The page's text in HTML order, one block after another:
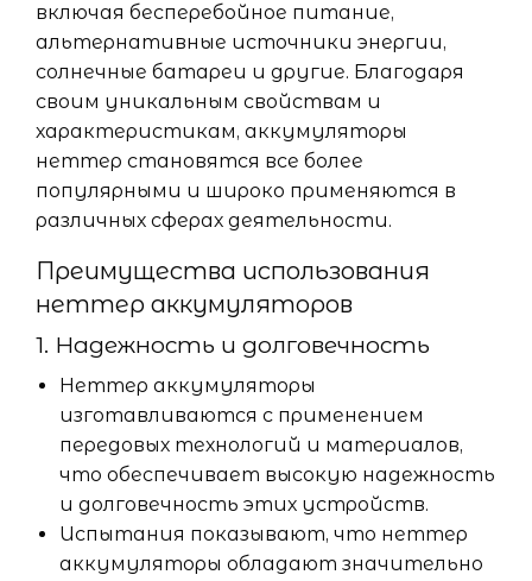
включая бесперебойное питание,
альтернативные источники энергии,
солнечные батареи и другие. Благодаря
своим уникальным свойствам и
характеристикам, аккумуляторы
неттер становятся все более
популярными и широко применяются в
различных сферах деятельности.
Преимущества использования
неттер аккумуляторов
1. Надежность и долговечность
Неттер аккумуляторы
изготавливаются с применением
передовых технологий и материалов,
что обеспечивает высокую надежность
и долговечность этих устройств.
Испытания показывают, что неттер
аккумуляторы обладают значительно